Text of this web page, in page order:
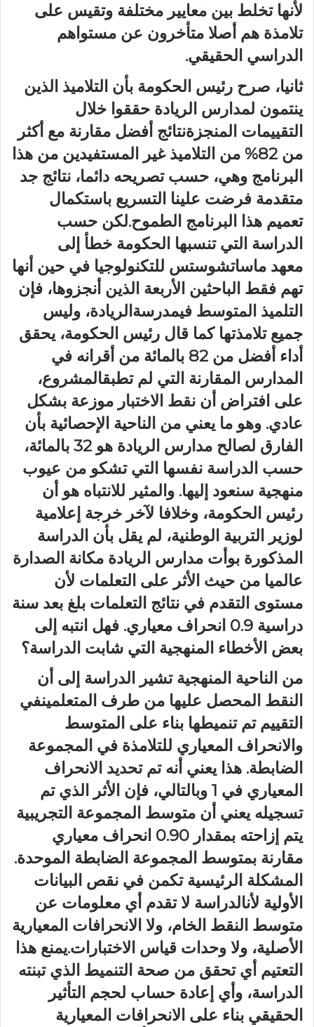
لأنها تخلط بين معايير مختلفة وتقيس على
تلامذة هم أصلا متأخرون عن مستواهم
الدراسي الحقيقي.
ثانيا، صرح رئيس الحكومة بأن التلاميذ الذين
ينتمون لمدارس الريادة حققوا خلال
التقييمات المنجزةنتائج أفضل مقارنة مع أكثر
من 82% من التلاميذ غير المستفيدين من هذا
البرنامج وهي، حسب تصريحه دائما، نتائج جد
متقدمة فرضت علينا التسريع باستكمال
تعميم هذا البرنامج الطموح.لكن حسب
الدراسة التي تنسبها الحكومة خطأ إلى
معهد ماساتشوستس للتكنولوجيا في حين أنها
تهم فقط الباحثين الأربعة الذين أنجزوها، فإن
التلميذ المتوسط ​​فيمدرسةالريادة، وليس
جميع تلامذتها كما قال رئيس الحكومة، يحقق
أداء أفضل من 82 بالمائة من أقرانه في
المدارس المقارنة التي لم تطبقالمشروع،
على افتراض أن نقط الاختبار موزعة بشكل
عادي. وهو ما يعني من الناحية الإحصائية بأن
الفارق لصالح مدارس الريادة هو 32 بالمائة،
حسب الدراسة نفسها التي تشكو من عيوب
منهجية سنعود إليها. والمثير للانتباه هو أن
رئيس الحكومة، وخلافا لآخر خرجة إعلامية
لوزير التربية الوطنية، لم يقل بأن الدراسة
المذكورة بوأت مدارس الريادة مكانة الصدارة
عالميا من حيث الأثر على التعلمات لأن
مستوى التقدم في نتائج التعلمات بلغ بعد سنة
دراسية 0.9 انحراف معياري. فهل انتبه إلى
بعض الأخطاء المنهجية التي شابت الدراسة؟
من الناحية المنهجية تشير الدراسة إلى أن
النقط المحصل عليها من طرف المتعلمينفي
التقييم تم تنميطها بناء على المتوسط
والانحراف المعياري للتلامذة في المجموعة
الضابطة. هذا يعني أنه تم تحديد الانحراف
المعياري في 1 وبالتالي، فإن الأثر الذي تم
تسجيله يعني أن متوسط المجموعة التجريبية
يتم إزاحته بمقدار 0.90 انحراف معياري
مقارنة بمتوسط المجموعة الضابطة الموحدة.
المشكلة الرئيسية تكمن في نقص البيانات
الأولية لأنالدراسة لا تقدم أي معلومات عن
متوسط النقط الخام، ولا الانحرافات المعيارية
الأصلية، ولا وحدات قياس الاختبارات.يمنع هذا
التعتيم أي تحقق من صحة التنميط الذي تبنته
الدراسة، وأي إعادة حساب لحجم التأثير
الحقيقي بناء على الانحرافات المعيارية